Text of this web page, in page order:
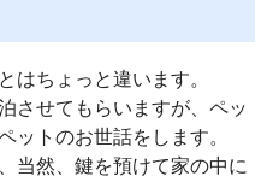
はちょっと違います。
させてもらいますが、ペッ
ットのお世話をします。
当然、鍵を預けて家の中に